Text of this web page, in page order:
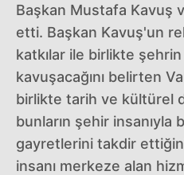
Başkan Mustafa Kavuş
etti. Başkan Kavuş'un
katkılar ile birlikte
kavuşacağını belirten
birlikte tarih ve kültürel
bunların şehir insanıyla
gayretlerini takdir
insanı merkeze alan